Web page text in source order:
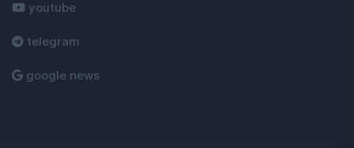
youtube
telegram
google news